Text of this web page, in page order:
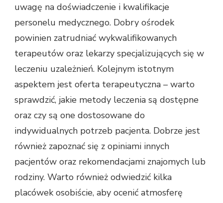
uwagę na doświadczenie i kwalifikacje
personelu medycznego. Dobry ośrodek
powinien zatrudniać wykwalifikowanych
terapeutów oraz lekarzy specjalizujących się w
leczeniu uzależnień. Kolejnym istotnym
aspektem jest oferta terapeutyczna – warto
sprawdzić, jakie metody leczenia są dostępne
oraz czy są one dostosowane do
indywidualnych potrzeb pacjenta. Dobrze jest
również zapoznać się z opiniami innych
pacjentów oraz rekomendacjami znajomych lub
rodziny. Warto również odwiedzić kilka
placówek osobiście, aby ocenić atmosferę